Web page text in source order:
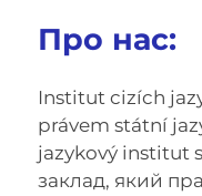
Про нас:
Institut cizích
právem státní
jazykový institut
заклад, який